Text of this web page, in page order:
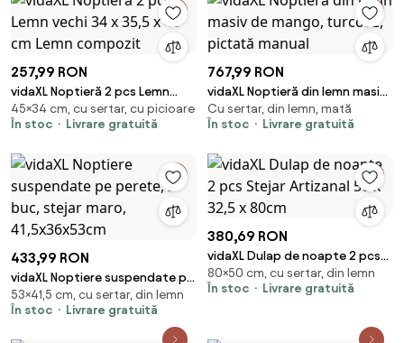
257,99 RON
vidaXL Noptieră 2 pcs Lemn
vechi 34 x 35,5 x 45 cm Lemn
compozit
45×34 cm, cu sertar, cu picioare
În stoc
Livrare gratuită
767,99 RON
vidaXL Noptieră din lemn masiv
de mango, turcoaz, pictată
manual
Cu sertar, din lemn, mată
În stoc
Livrare gratuită
433,99 RON
vidaXL Noptiere suspendate pe
perete, 2 buc, stejar maro,
41,5x36x53cm
53×41,5 cm, cu sertar, din lemn
În stoc
Livrare gratuită
380,69 RON
vidaXL Dulap de noapte 2 pcs
Stejar Artizanal 50 x 32,5 x
80cm
80×50 cm, cu sertar, din lemn
În stoc
Livrare gratuită